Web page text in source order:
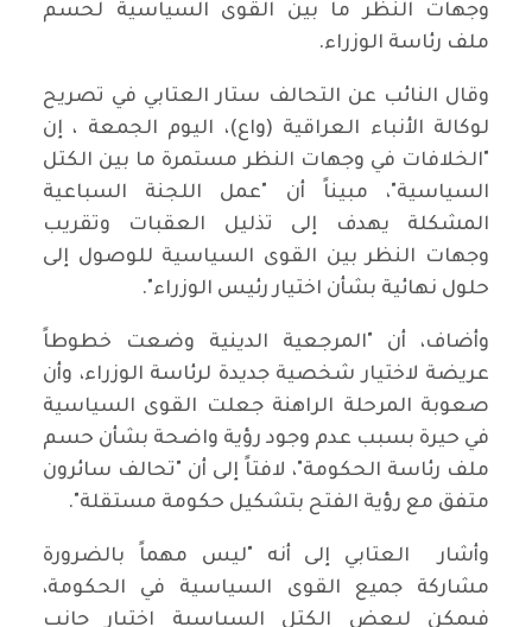
وجهات النظر ما بين القوى السياسية لحسم
ملف رئاسة الوزراء.
وقال النائب عن التحالف ستار العتابي في تصريح
لوكالة الأنباء العراقية (واع)، اليوم الجمعة ، إن
"الخلافات في وجهات النظر مستمرة ما بين الكتل
السياسية"، مبيناً أن "عمل اللجنة السباعية
المشكلة يهدف إلى تذليل العقبات وتقريب
وجهات النظر بين القوى السياسية للوصول إلى
حلول نهائية بشأن اختيار رئيس الوزراء".
وأضاف، أن "المرجعية الدينية وضعت خطوطاً
عريضة لاختيار شخصية جديدة لرئاسة الوزراء، وأن
صعوبة المرحلة الراهنة جعلت القوى السياسية
في حيرة بسبب عدم وجود رؤية واضحة بشأن حسم
ملف رئاسة الحكومة"، لافتاً إلى أن "تحالف سائرون
متفق مع رؤية الفتح بتشكيل حكومة مستقلة".
وأشار العتابي إلى أنه "ليس مهماً بالضرورة
مشاركة جميع القوى السياسية في الحكومة،
فيمكن لبعض الكتل السياسية اختيار جانب